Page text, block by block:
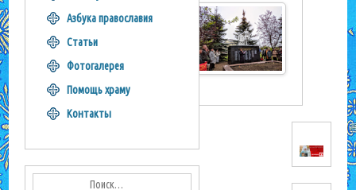
Азбука православия
Статьи
Фотогалерея
Помощь храму
Контакты